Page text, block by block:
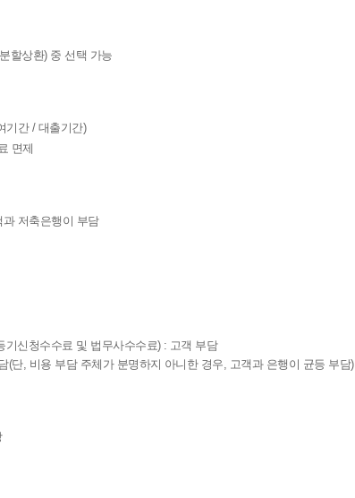
할상환) 중 선택 가능
기간 / 대출기간)
면제
저축은행이 부담
기신청수수료 및 법무사수수료) : 고객 부담
단, 비용 부담 주체가 분명하지 아니한 경우, 고객과 은행이 균등 부담)